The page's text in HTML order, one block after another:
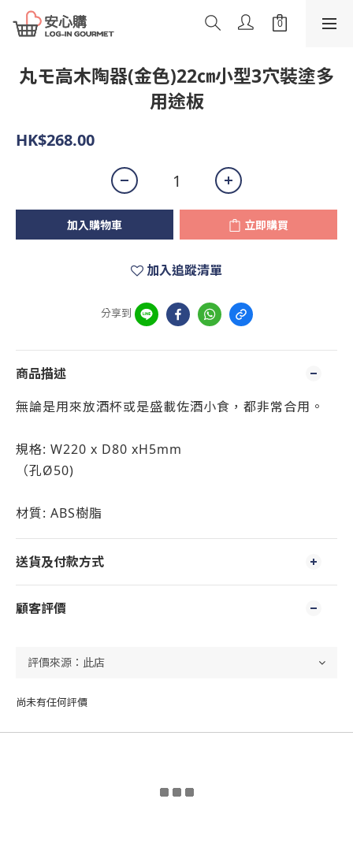
丸モ高木陶器(金色)22㎝小型3穴裝塗多
用途板
HK$268.00
加入購物車 立即購買
加入追蹤清單
分享到
商品描述
無論是用來放酒杯或是盛載佐酒小食，都非常合用。
規格: W220 x D80 xH5mm
（孔Ø50)
材質: ABS樹脂
送貨及付款方式
顧客評價
尚未有任何評價